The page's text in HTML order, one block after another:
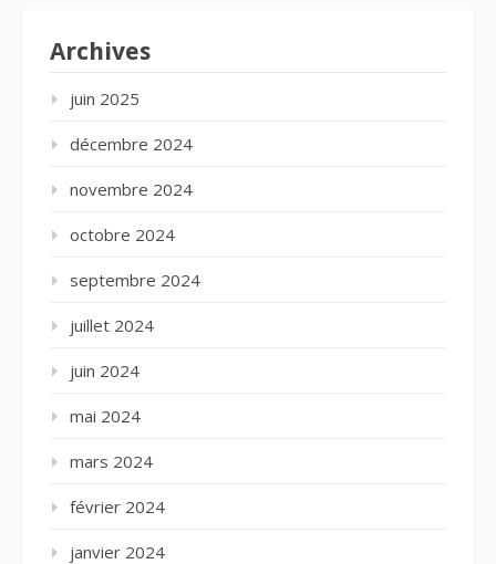
Archives
juin 2025
décembre 2024
novembre 2024
octobre 2024
septembre 2024
juillet 2024
juin 2024
mai 2024
mars 2024
février 2024
janvier 2024